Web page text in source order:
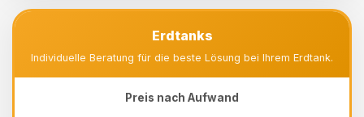
Erdtanks
Individuelle Beratung für die beste Lösung bei Ihrem Erdtank.
Preis nach Aufwand